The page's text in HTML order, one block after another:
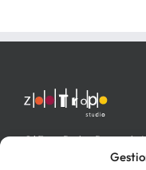
C/ Fray Pedro Ponce de